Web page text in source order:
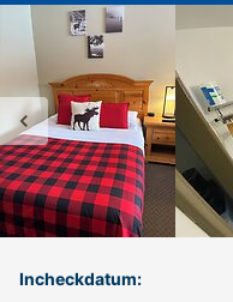
Incheckdatum: